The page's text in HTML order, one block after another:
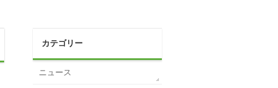
カテゴリー
ニュース